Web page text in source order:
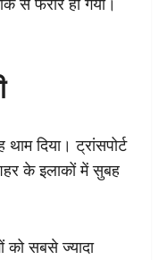
दिया। ट्रांसपोर्ट
के इलाकों में सुबह
को सबसे ज्यादा